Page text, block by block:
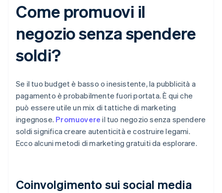
Come promuovi il
negozio senza spendere
soldi?
Se il tuo budget è basso o inesistente, la pubblicità a
pagamento è probabilmente fuori portata. È qui che
può essere utile un mix di tattiche di marketing
ingegnose. Promuovere il tuo negozio senza spendere
soldi significa creare autenticità e costruire legami.
Ecco alcuni metodi di marketing gratuiti da esplorare.
Coinvolgimento sui social media